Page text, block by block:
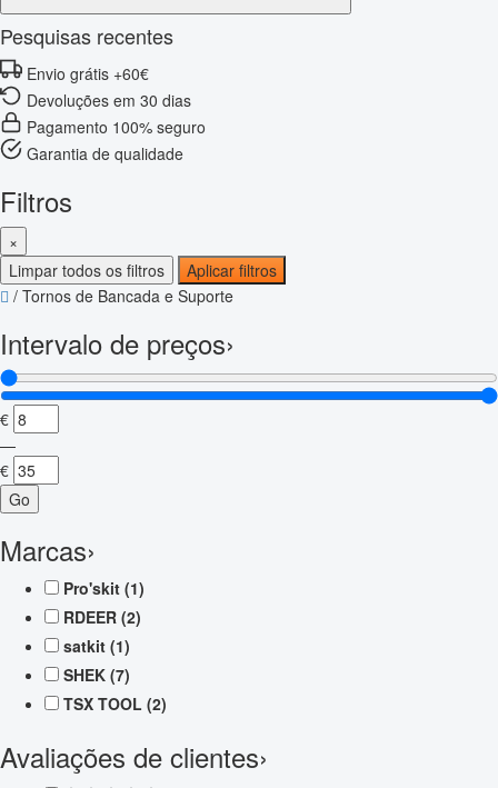
Pesquisas recentes
Envio grátis +60€
Devoluções em 30 dias
Pagamento 100% seguro
Garantia de qualidade
Filtros
×
Limpar todos os filtros
Aplicar filtros
/ Tornos de Bancada e Suporte
Intervalo de preços›
€
—
€
Go
Marcas›
Pro'skit (1)
RDEER (2)
satkit (1)
SHEK (7)
TSX TOOL (2)
Avaliações de clientes›